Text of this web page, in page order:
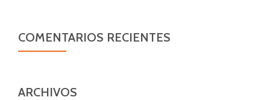
COMENTARIOS RECIENTES
ARCHIVOS